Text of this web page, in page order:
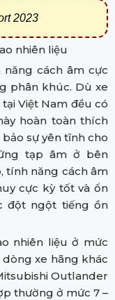
2023
nhiên liệu
cách âm cực
phân khúc. Dù xe
Việt Nam đều có
hoàn toàn thích
sự yên tĩnh cho
tạp âm ở bên
tính năng cách âm
cực kỳ tốt và ổn
đột ngột tiếng ồn
nhiên liệu ở mức
xe hãng khác
Outlander
thường ở mức 7 –